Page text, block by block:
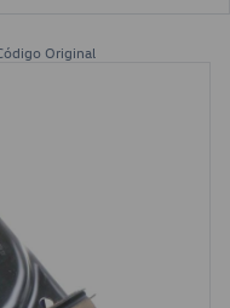
Original